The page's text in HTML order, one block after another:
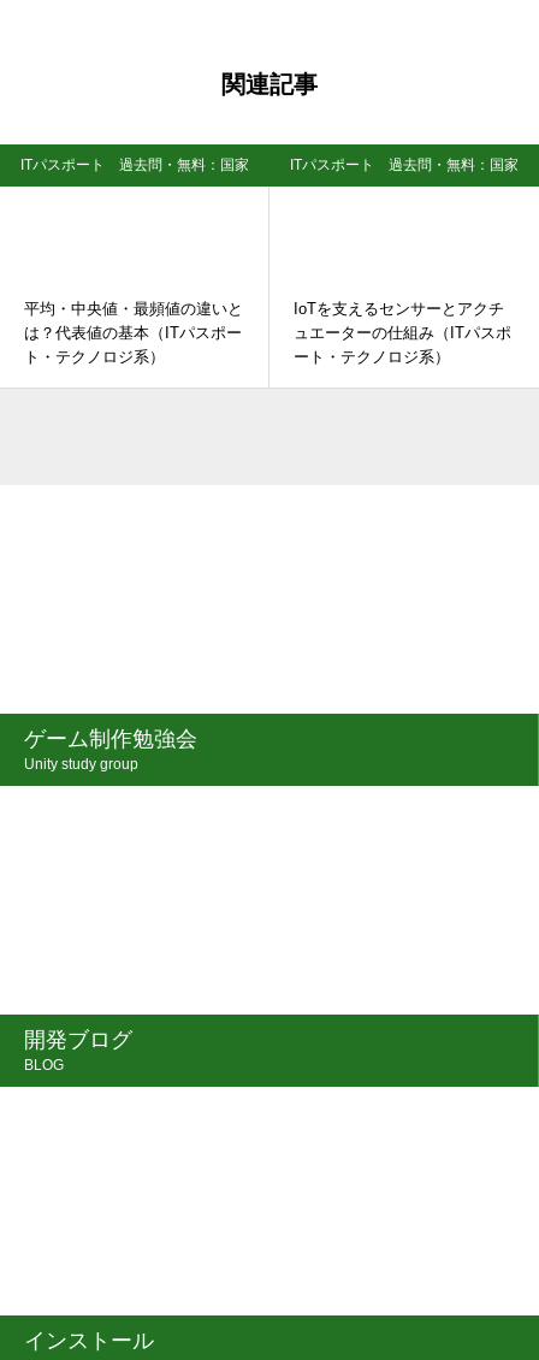
関連記事
ITパスポート 過去問・無料：国家
平均・中央値・最頻値の違いと
は？代表値の基本（ITパスポー
ト・テクノロジ系）
ITパスポート 過去問・無料：国家
IoTを支えるセンサーとアクチ
ュエーターの仕組み（ITパスポ
ート・テクノロジ系）
ゲーム制作勉強会
Unity study group
開発ブログ
BLOG
インストール